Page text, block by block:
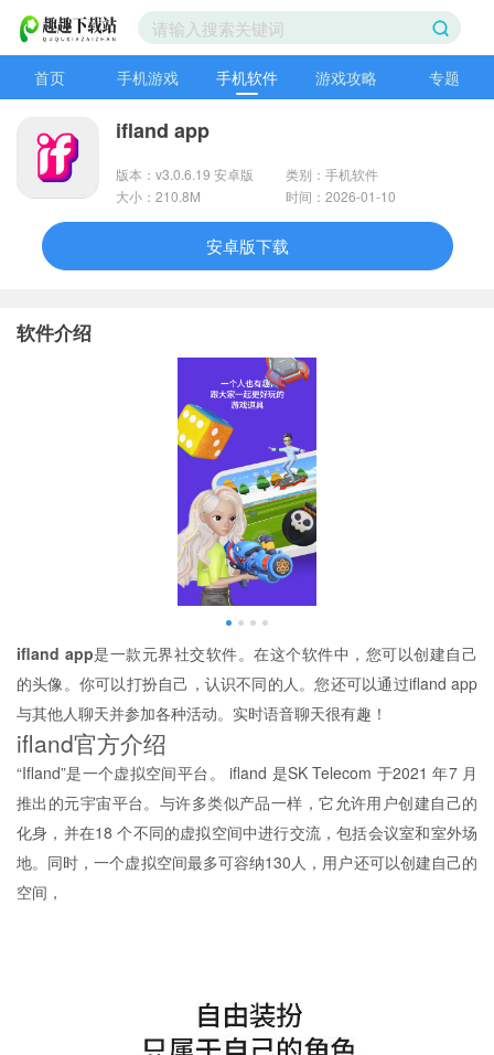
首页 手机游戏 手机软件 游戏攻略 专题
ifland app
版本：v3.0.6.19 安卓版
类别：手机软件
大小：210.8M
时间：2026-01-10
安卓版下载
软件介绍
ifland app是一款元界社交软件。在这个软件中，您可以创建自己
的头像。你可以打扮自己，认识不同的人。您还可以通过ifland app
与其他人聊天并参加各种活动。实时语音聊天很有趣！
ifland官方介绍
“Ifland”是一个虚拟空间平台。 ifland 是SK Telecom 于2021 年7 月
推出的元宇宙平台。与许多类似产品一样，它允许用户创建自己的
化身，并在18 个不同的虚拟空间中进行交流，包括会议室和室外场
地。同时，一个虚拟空间最多可容纳130人，用户还可以创建自己的
空间，